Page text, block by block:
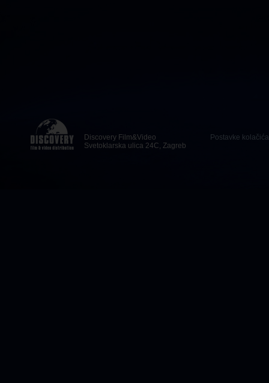
Discovery Film&Video
Svetoklarska ulica 24C, Zagreb
Postavke kolačića